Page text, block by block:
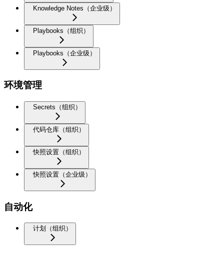
Knowledge Notes（企业级）
Playbooks（组织）
Playbooks（企业级）
环境管理
Secrets（组织）
代码仓库（组织）
快照设置（组织）
快照设置（企业级）
自动化
计划（组织）